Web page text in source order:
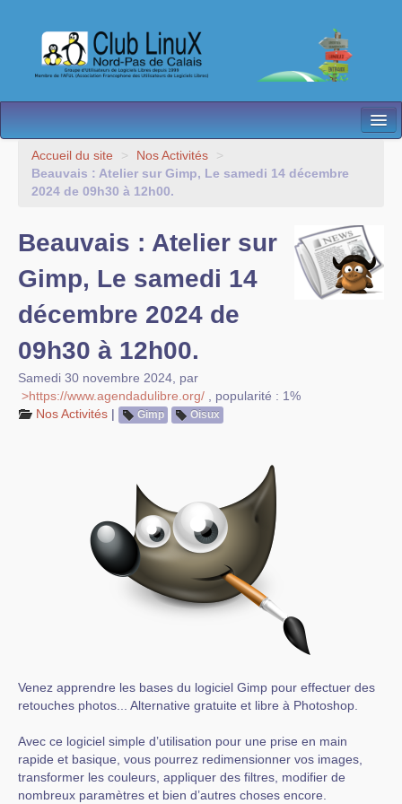
L’Association
Nos Activités
Les antennes
Accueil du site > Nos Activités
>
Beauvais : Atelier sur Gimp, Le samedi 14 décembre
2024 de 09h30 à 12h00.
Beauvais : Atelier sur
Gimp, Le samedi 14
décembre 2024 de
09h30 à 12h00.
Samedi 30 novembre 2024 par
>https://www.agendadulibre.org/
popularité : 1%
Nos Activités | Gimp Oisux
Venez apprendre les bases du logiciel Gimp pour effectuer des
retouches photos... Alternative gratuite et libre à Photoshop.
Avec ce logiciel simple d’utilisation pour une prise en main
rapide et basique, vous pourrez redimensionner vos images,
transformer les couleurs, appliquer des filtres, modifier de
nombreux paramètres et bien d’autres choses encore.